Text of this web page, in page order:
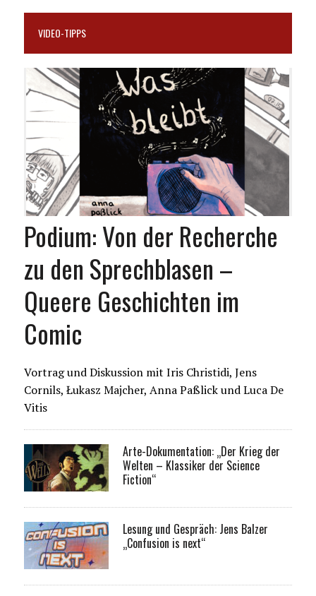
VIDEO-TIPPS
Podium: Von der Recherche
zu den Sprechblasen –
Queere Geschichten im
Comic
Vortrag und Diskussion mit Iris Christidi, Jens
Cornils, Łukasz Majcher, Anna Paßlick und Luca De
Vitis
Arte-Dokumentation: „Der Krieg der
Welten – Klassiker der Science
Fiction“
Lesung und Gespräch: Jens Balzer
„Confusion is next“